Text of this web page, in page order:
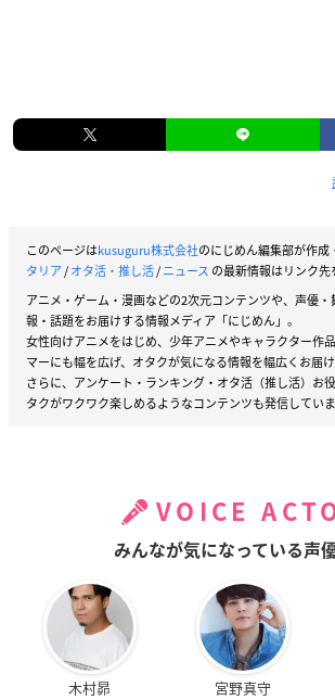
このページはkusuguru株式会社のにじめん編集部が作成
タリア/オタ活・推し活/ニュース の最新情報はリンク先
アニメ・ゲーム・漫画などの2次元コンテンツや、声優
報・話題をお届けする情報メディア「にじめん」。
女性向けアニメをはじめ、少年アニメやキャラクター作
マーにも幅を広げ、オタクが気になる情報を幅広くお届け
さらに、アンケート・ランキング・オタ活（推し活）お
タクがワクワク楽しめるようなコンテンツも発信していま
VOICE
みんなが気になっている声
木村昴 宮野真守